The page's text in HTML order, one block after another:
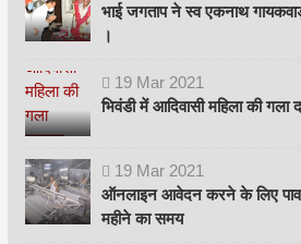
भाई जगताप ने स्व एकनाथ
।
19 Mar 2021
भिवंडी में आदिवासी महिला की गला
19 Mar 2021
ऑनलाइन आवेदन करने के लिए
महीने का समय